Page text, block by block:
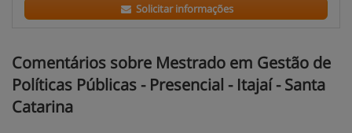
Solicitar informações
Comentários sobre Mestrado em Gestão de
Políticas Públicas - Presencial - Itajaí - Santa
Catarina